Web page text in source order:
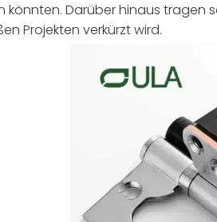
könnten. Darüber hinaus
Projekten verkürzt wird.